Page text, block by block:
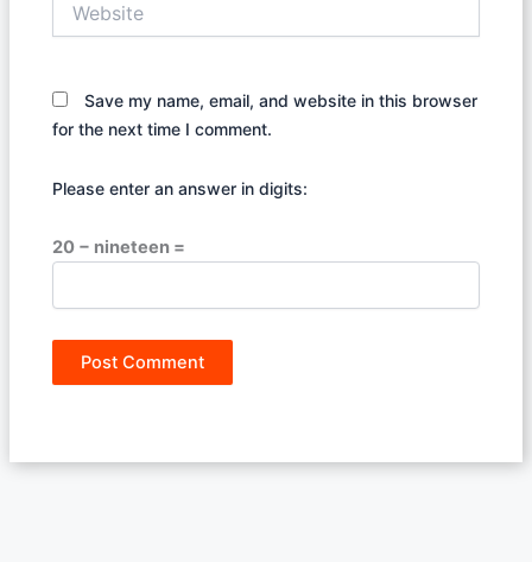
Save my name, email, and website in this browser
for the next time I comment.
Please enter an answer in digits:
20 − nineteen =